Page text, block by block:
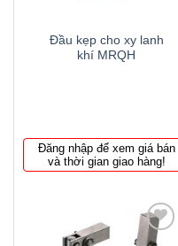
Đầu kẹp cho xy lanh
khí MRQH
Đăng nhập để xem giá bán
và thời gian giao hàng!